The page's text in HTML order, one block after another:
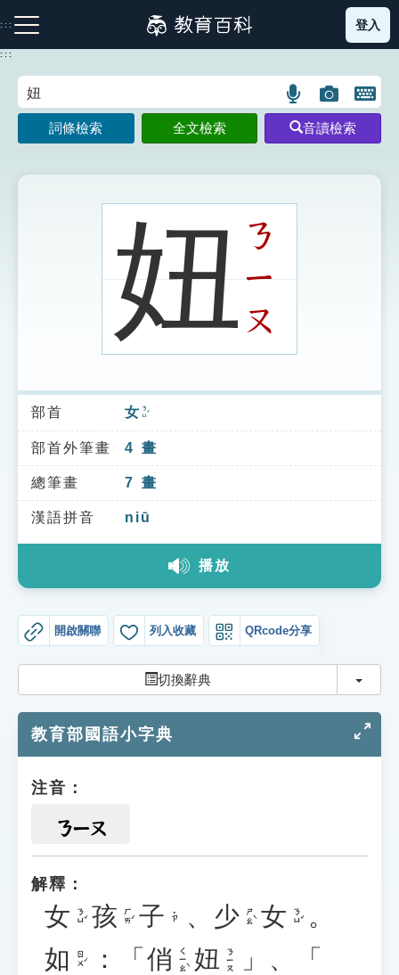
到
主
:::
注音索引圖示 筆畫索引圖示 部首索引表圖示
索引選單
知識索引
單字索引
生命大百科索引
教學應用
貓頭鷹博士
登入
:::
語
言
搜
示
圖
片
搜
開
鍵
圖
詞條檢索 全文檢索 音讀檢索
妞ㄋ
ㄧ
ㄡ
部首 女 ㄋㄩˇ
部首外筆畫 4 畫
總筆畫 7 畫
漢語拼音 niū
播放
開啟關聯 列入收藏 QRcode分享
切換辭典 切換
教育部國語小字典
注音：
ㄋㄧㄡ
解釋：
女 ㄋㄩˇ 孩 ㄏㄞˊ 子 ˙ㄗ 、 少 ㄕㄠˋ 女 ㄋㄩˇ 。
如 ㄖㄨˊ ：「 俏 ㄑㄧㄠˋ 妞 ㄋㄧㄡ
」、「